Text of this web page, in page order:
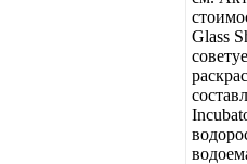
Glass